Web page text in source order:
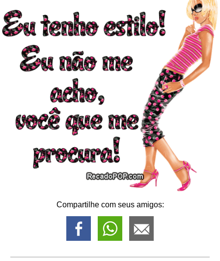
Compartilhe com seus amigos: